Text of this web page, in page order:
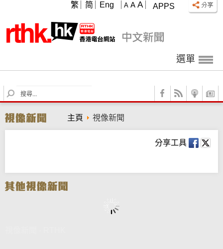
APPS
A A A
繁 简 Eng
選單
S
e
r
c
主頁 視像新聞
分享工具